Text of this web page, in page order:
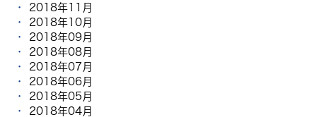
2018年11月
2018年10月
2018年09月
2018年08月
2018年07月
2018年06月
2018年05月
2018年04月